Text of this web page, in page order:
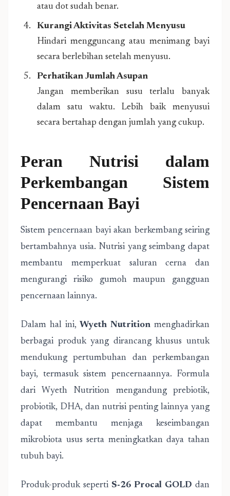
atau dot sudah benar.
Kurangi Aktivitas Setelah Menyusu
Hindari mengguncang atau menimang bayi
secara berlebihan setelah menyusu.
Perhatikan Jumlah Asupan
Jangan memberikan susu terlalu banyak
dalam satu waktu. Lebih baik menyusui
secara bertahap dengan jumlah yang cukup.
Peran Nutrisi dalam
Perkembangan Sistem
Pencernaan Bayi
Sistem pencernaan bayi akan berkembang seiring
bertambahnya usia. Nutrisi yang seimbang dapat
membantu memperkuat saluran cerna dan
mengurangi risiko gumoh maupun gangguan
pencernaan lainnya.
Dalam hal ini, Wyeth Nutrition menghadirkan
berbagai produk yang dirancang khusus untuk
mendukung pertumbuhan dan perkembangan
bayi, termasuk sistem pencernaannya. Formula
dari Wyeth Nutrition mengandung prebiotik,
probiotik, DHA, dan nutrisi penting lainnya yang
dapat membantu menjaga keseimbangan
mikrobiota usus serta meningkatkan daya tahan
tubuh bayi.
Produk-produk seperti S-26 Procal GOLD dan